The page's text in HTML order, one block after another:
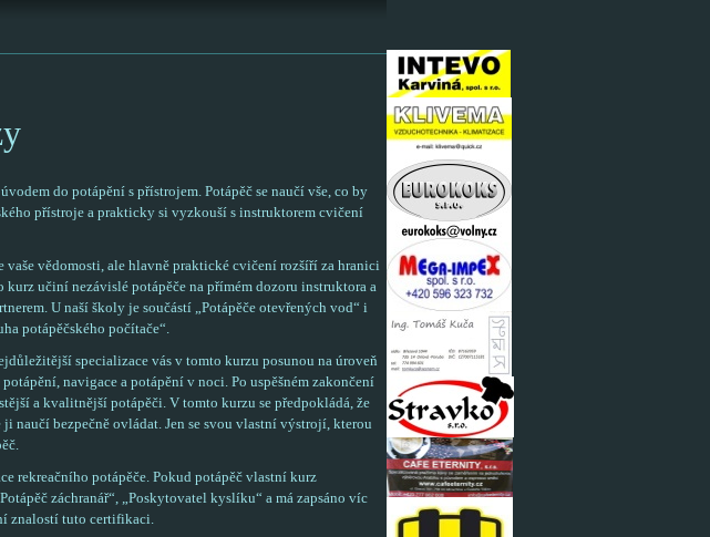
do potápění s přístrojem. Potápěč se naučí vše, co by
přístroje a prakticky si vyzkouší s instruktorem cvičení
vaše vědomosti, ale hlavně praktické cvičení rozšíří za hranici
kurz učiní nezávislé potápěče na přímém dozoru instruktora a
U naší školy je součástí „Potápěče otevřených vod“ i
potápěčského počítače“.
specializace vás v tomto kurzu posunou na úroveň
navigace a potápění v noci. Po uspěšném zakončení
a kvalitnější potápěči. V tomto kurzu se předpokládá, že
naučí bezpečně ovládat. Jen se svou vlastní výstrojí, kterou
rekreačního potápěče. Pokud potápěč vlastní kurz
záchranář“, „Poskytovatel kyslíku“ a má zapsáno víc
znalostí tuto certifikaci.